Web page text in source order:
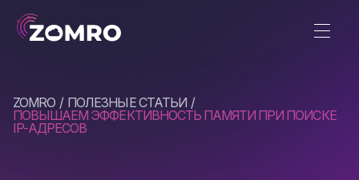
ZOMRO
ПОЛЕЗНЫЕ СТАТЬИ
ПОВЫШАЕМ ЭФФЕКТИВНОСТЬ ПАМЯТИ ПРИ ПОИСКЕ
IP-АДРЕСОВ